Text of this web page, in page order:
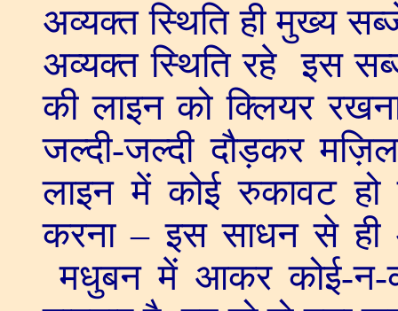
अव्यक्त स्थिति ही मुख्य
अव्यक्त स्थिति रहे इस
की लाइन को क्लियर
जल्दी-जल्दी दौड़कर
लाइन में कोई रुकावट हो
करना – इस साधन से ही
मधुबन में आकर कोई-न-